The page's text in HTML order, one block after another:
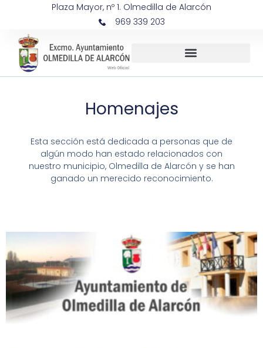
Plaza Mayor, nº 1. Olmedilla de Alarcón
969 339 203
Homenajes
Esta sección está dedicada a personas que de
algún modo han estado relacionados con
nuestro municipio, Olmedilla de Alarcón y se han
ganado un merecido reconocimiento.